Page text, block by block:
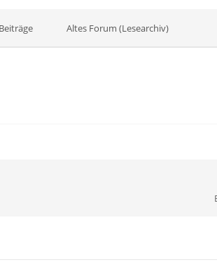
Altes Forum (Lesearchiv)